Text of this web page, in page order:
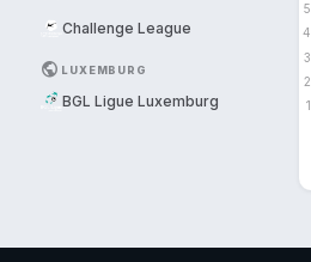
Challenge League
PUBLIC LUXEMBURG
BGL Ligue Luxemburg